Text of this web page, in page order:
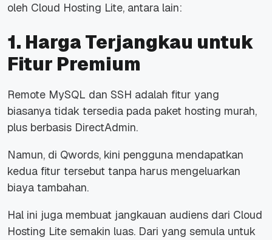
oleh Cloud Hosting Lite, antara lain:
1. Harga Terjangkau untuk
Fitur Premium
Remote MySQL dan SSH adalah fitur yang
biasanya tidak tersedia pada paket hosting murah,
plus berbasis DirectAdmin.
Namun, di Qwords, kini pengguna mendapatkan
kedua fitur tersebut tanpa harus mengeluarkan
biaya tambahan.
Hal ini juga membuat jangkauan audiens dari Cloud
Hosting Lite semakin luas. Dari yang semula untuk